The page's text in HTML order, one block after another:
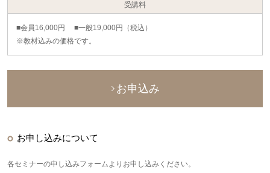
受講料
■会員16,000円 ■一般19,000円（税込）
※教材込みの価格です。
お申込み
お申し込みについて
各セミナーの申し込みフォームよりお申し込みください。